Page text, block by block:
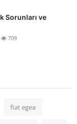
Sorunları ve
709
fiat egea